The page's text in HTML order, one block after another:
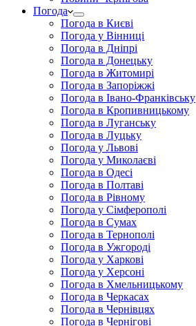
Погода
Погода в Києві
Погода у Вінниці
Погода в Дніпрі
Погода в Донецьку
Погода в Житомирі
Погода в Запоріжжі
Погода в Івано-Франківську
Погода в Кропивницькому
Погода в Луганську
Погода в Луцьку
Погода у Львові
Погода у Миколаєві
Погода в Одесі
Погода в Полтаві
Погода в Рівному
Погода у Сімферополі
Погода в Сумах
Погода в Тернополі
Погода в Ужгороді
Погода у Харкові
Погода у Херсоні
Погода в Хмельницькому
Погода в Черкасах
Погода в Чернівцях
Погода в Чернігові